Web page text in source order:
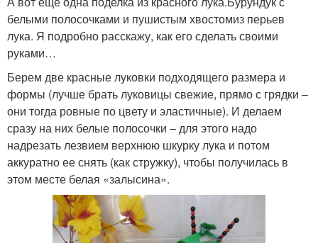
белыми полосочками и пушистым хвостомиз перьев
лука. Я подробно расскажу, как его сделать своими
руками…
Берем две красные луковки подходящего размера и
формы (лучше брать луковицы свежие, прямо с грядки –
они тогда ровные по цвету и эластичные). И делаем
сразу на них белые полосочки – для этого надо
надрезать лезвием верхнюю шкурку лука и потом
аккуратно ее снять (как стружку), чтобы получилась в
этом месте белая «залысина».